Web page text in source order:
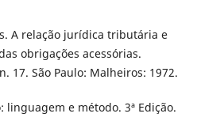
A relação jurí­dica tributária e
obrigações acessórias.
17. São Paulo: Malheiros: 1972.
linguagem e método. 3ª Edição.